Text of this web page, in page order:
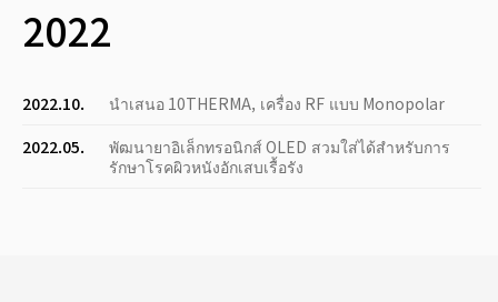
2022
2022.10.
นำเสนอ 10THERMA, เครื่อง RF แบบ Monopolar
2022.05.
พัฒนายาอิเล็กทรอนิกส์ OLED สวมใส่ได้สำหรับการ
รักษาโรคผิวหนังอักเสบเรื้อรัง